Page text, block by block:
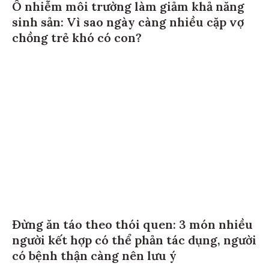
Ô nhiễm môi trường làm giảm khả năng
sinh sản: Vì sao ngày càng nhiều cặp vợ
chồng trẻ khó có con?
Đừng ăn táo theo thói quen: 3 món nhiều
người kết hợp có thể phản tác dụng, người
có bệnh thận càng nên lưu ý